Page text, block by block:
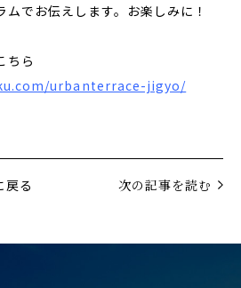
でお伝えします。お楽しみに！
ちら
urbanterrace-jigyo/
戻る 次の記事を読む